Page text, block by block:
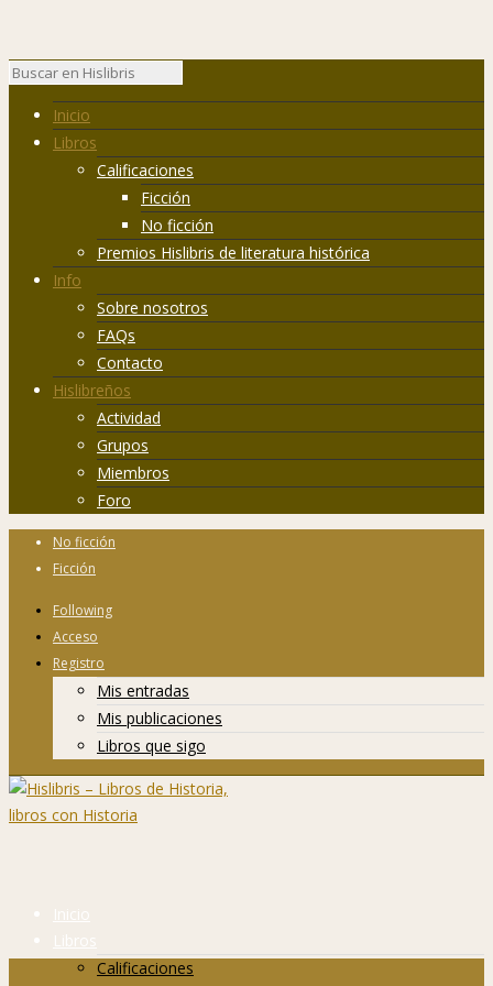
Inicio
Libros
Calificaciones
Ficción
No ficción
Premios Hislibris de literatura histórica
Info
Sobre nosotros
FAQs
Contacto
Hislibreños
Actividad
Grupos
Miembros
Foro
No ficción
Ficción
Following
Acceso
Registro
Mis entradas
Mis publicaciones
Libros que sigo
Inicio
Libros
Calificaciones